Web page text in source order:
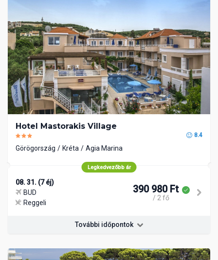
Hotel Mastorakis Village
8.4
Görögország Kréta Agia Marina
Legkedvezőbb ár
08. 31. (7 éj)
BUD
Reggeli
390 980 Ft
/ 2 fő
További időpontok